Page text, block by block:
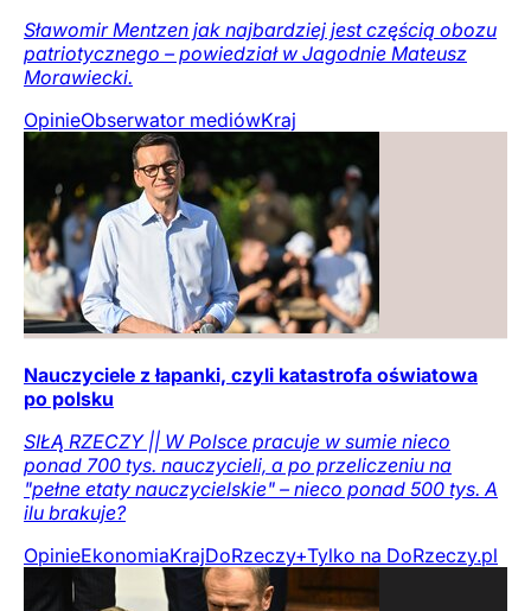
Sławomir Mentzen jak najbardziej jest częścią obozu
patriotycznego – powiedział w Jagodnie Mateusz
Morawiecki.
OpinieObserwator mediówKraj
Nauczyciele z łapanki, czyli katastrofa oświatowa
po polsku
SIŁĄ RZECZY || W Polsce pracuje w sumie nieco
ponad 700 tys. nauczycieli, a po przeliczeniu na
"pełne etaty nauczycielskie" – nieco ponad 500 tys. A
ilu brakuje?
OpinieEkonomiaKrajDoRzeczy+Tylko na DoRzeczy.pl